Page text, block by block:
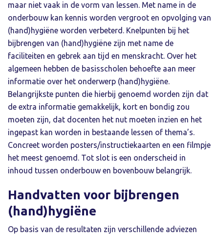
maar niet vaak in de vorm van lessen. Met name in de
onderbouw kan kennis worden vergroot en opvolging van
(hand)hygiëne worden verbeterd. Knelpunten bij het
bijbrengen van (hand)hygiëne zijn met name de
faciliteiten en gebrek aan tijd en menskracht. Over het
algemeen hebben de basisscholen behoefte aan meer
informatie over het onderwerp (hand)hygiëne.
Belangrijkste punten die hierbij genoemd worden zijn dat
de extra informatie gemakkelijk, kort en bondig zou
moeten zijn, dat docenten het nut moeten inzien en het
ingepast kan worden in bestaande lessen of thema’s.
Concreet worden posters/instructiekaarten en een filmpje
het meest genoemd. Tot slot is een onderscheid in
inhoud tussen onderbouw en bovenbouw belangrijk.
Handvatten voor bijbrengen
(hand)hygiëne
Op basis van de resultaten zijn verschillende adviezen